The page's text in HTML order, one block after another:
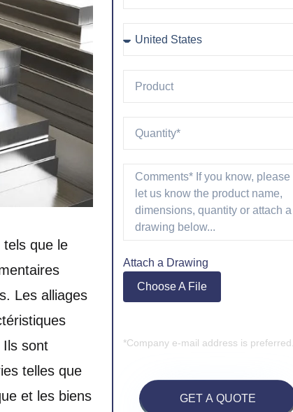
tels que le
Les alliages
Ils sont
telles que
et les biens
Attach a Drawing
Choose A File
*Company e-mail address is preferred.
GET A QUOTE